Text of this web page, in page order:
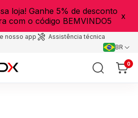
loja! Ganhe 5% de desconto
com o código BEMVINDO5
x
nosso app
Assistência técnica
BR
0